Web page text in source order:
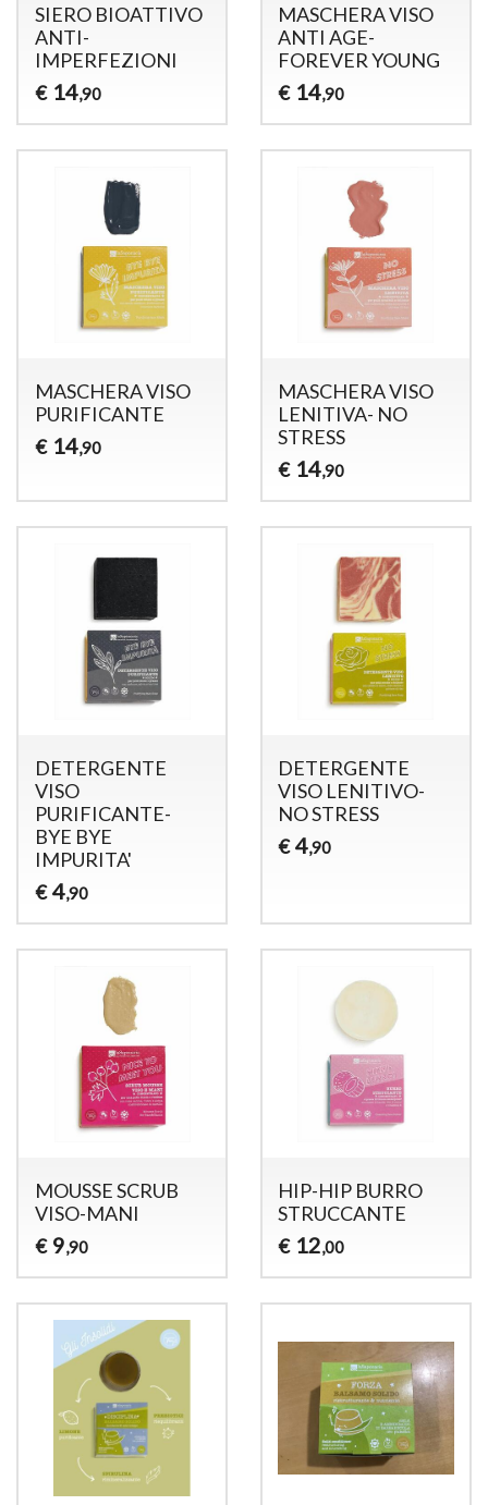
SIERO BIOATTIVO
ANTI-
IMPERFEZIONI
€ 14,90
MASCHERA VISO
ANTI AGE-
FOREVER YOUNG
€ 14,90
MASCHERA VISO
PURIFICANTE
€ 14,90
MASCHERA VISO
LENITIVA- NO
STRESS
€ 14,90
DETERGENTE
VISO
PURIFICANTE-
BYE BYE
IMPURITA'
€ 4,90
DETERGENTE
VISO LENITIVO-
NO STRESS
€ 4,90
MOUSSE SCRUB
VISO-MANI
€ 9,90
HIP-HIP BURRO
STRUCCANTE
€ 12,00